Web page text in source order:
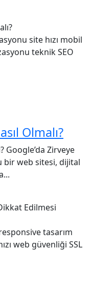
site hızı mobil
teknik SEO
Olmalı?
Google’da Zirveye
bir web sitesi, dijital
tasarım
web güvenliği SSL